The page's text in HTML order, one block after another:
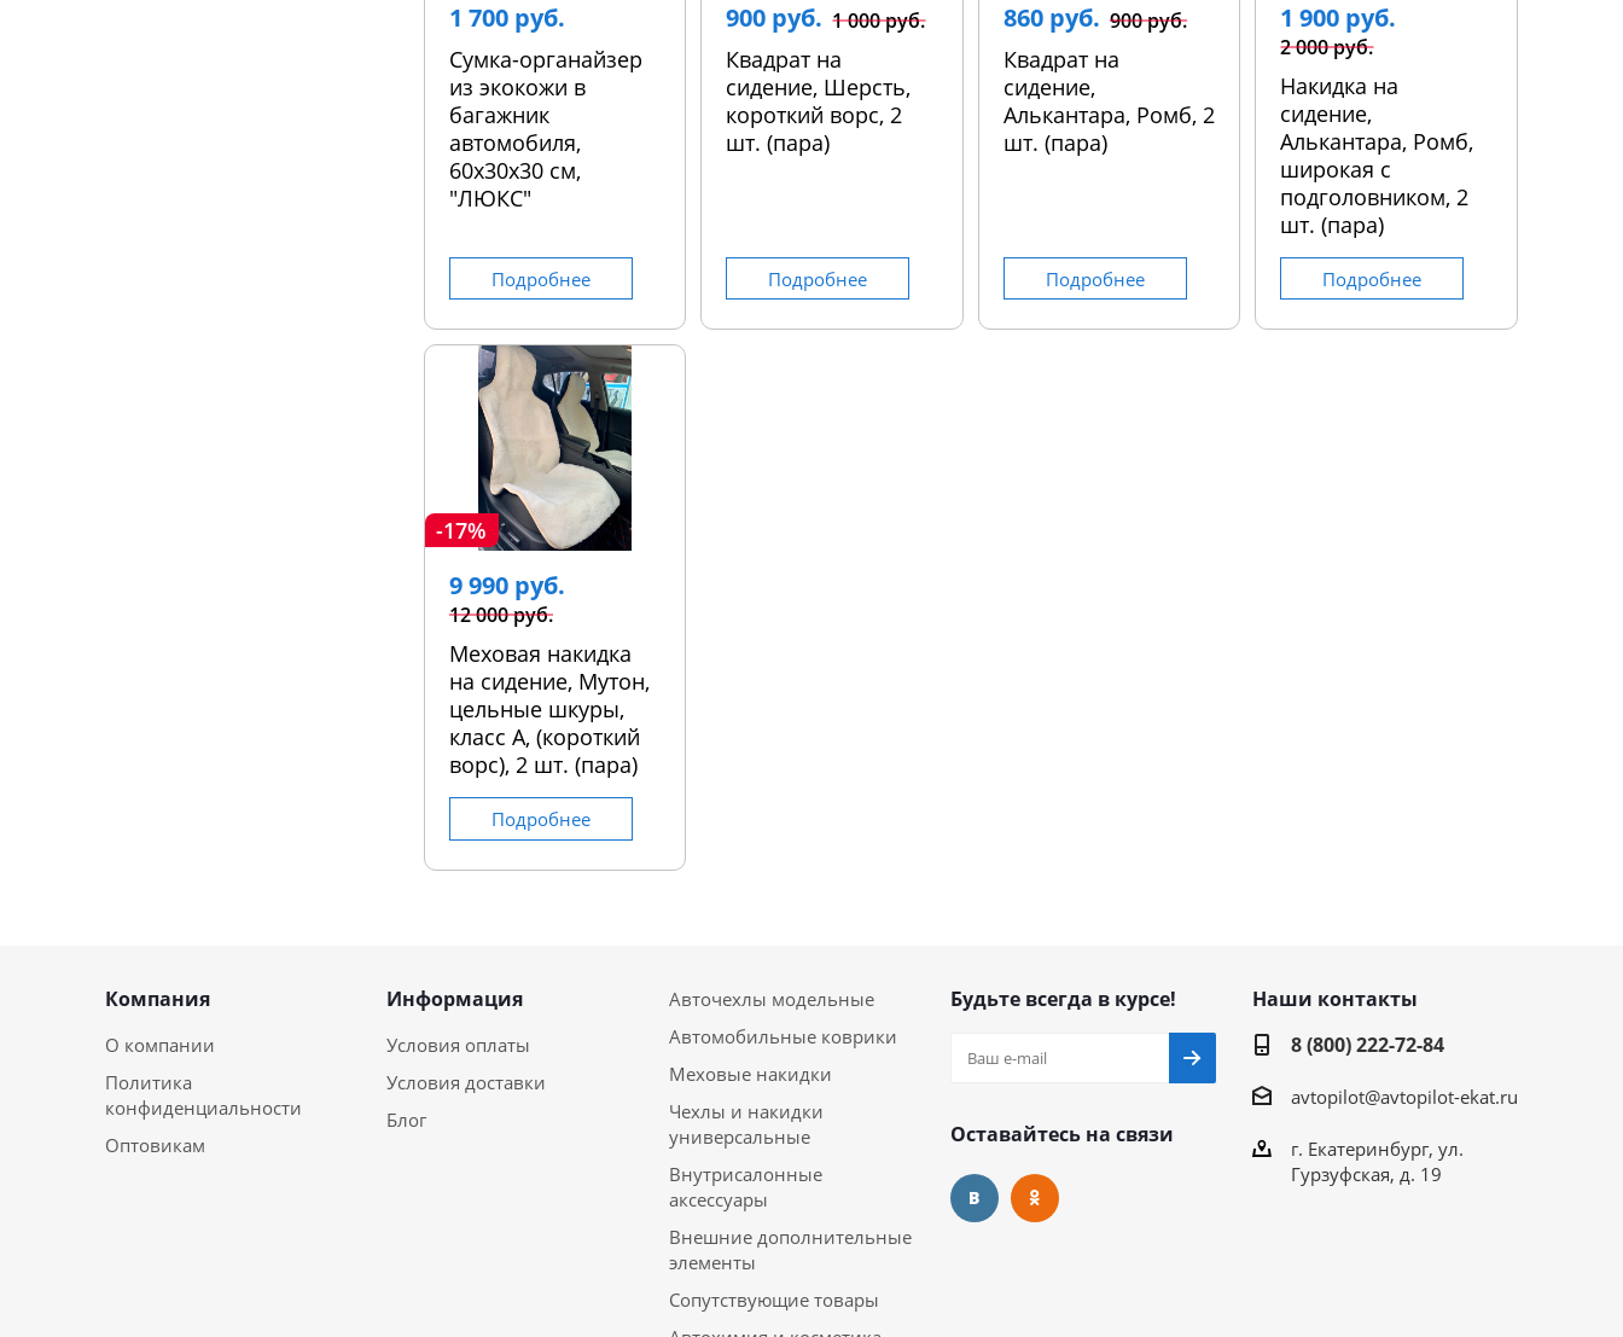
1 700 руб.
Сумка-органайзер
из экокожи в
багажник
автомобиля,
60х30х30 см,
"ЛЮКС"
Подробнее
900 руб. 1 000 руб.
Квадрат на
сидение, Шерсть,
короткий ворс, 2
шт. (пара)
Подробнее
860 руб. 900 руб.
Квадрат на
сидение,
Алькантара, Ромб, 2
шт. (пара)
Подробнее
1 900 руб.
2 000 руб.
Накидка на
сидение,
Алькантара, Ромб,
широкая с
подголовником, 2
шт. (пара)
Подробнее
-17%
9 990 руб.
12 000 руб.
Меховая накидка
на сидение, Мутон,
цельные шкуры,
класс А, (короткий
ворс), 2 шт. (пара)
Подробнее
Компания
О компании
Политика
конфиденциальности
Оптовикам
Информация
Условия оплаты
Условия доставки
Блог
Авточехлы модельные
Автомобильные коврики
Меховые накидки
Чехлы и накидки
универсальные
Внутрисалонные
аксессуары
Внешние дополнительные
элементы
Сопутствующие товары
Будьте всегда в курсе!
Оставайтесь на связи
Наши контакты
8 (800) 222-72-84
avtopilot@avtopilot-ekat.ru
г. Екатеринбург, ул.
Гурзуфская, д. 19